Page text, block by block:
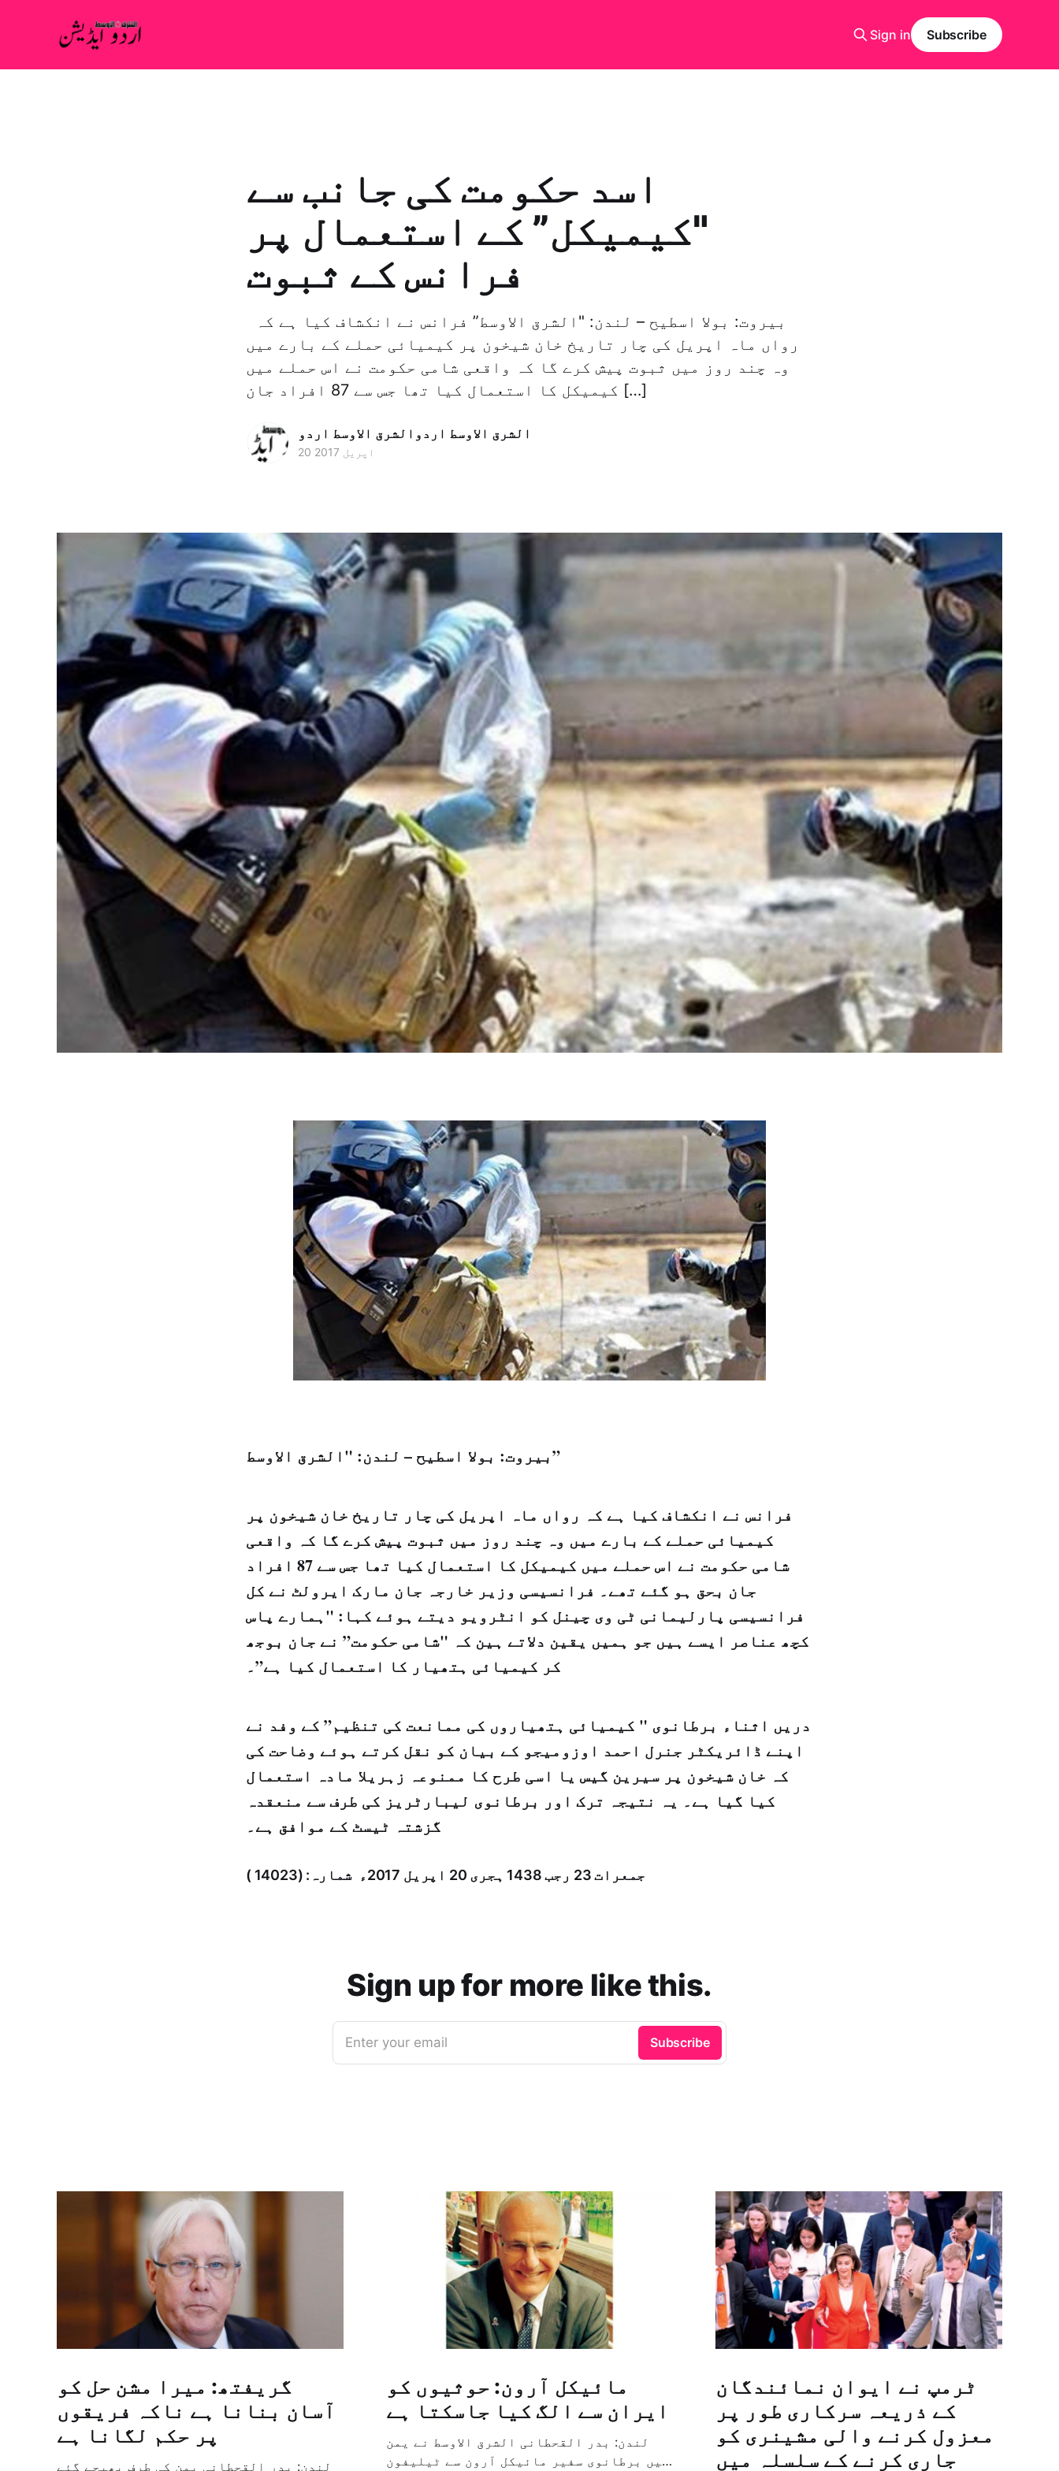
Sign in Subscribe
اسد حکومت کی جانب سے
"کیمیکل” کے استعمال پر
فرانس کے ثبوت
رواں ماہ اپریل کی چار تاریخ خان شیخون پر کیمیائی حملے کے بارے میں
وہ چند روز میں ثبوت پیش کرے گا کہ واقعی شامی حکومت نے اس حملے میں
کیمیکل کا استعمال کیا تھا جس سے 87 افراد جان […]
الشرق الاوسط اردوالشرق الاوسط اردو
20 اپریل 2017
بيروت: بولا اسطيح – لندن: "الشرق الاوسط”
فرانس نے انکشاف کیا ہے کہ رواں ماہ اپریل کی چار تاریخ خان شیخون پر
کیمیائی حملے کے بارے میں وہ چند روز میں ثبوت پیش کرے گا کہ واقعی
شامی حکومت نے اس حملے میں کیمیکل کا استعمال کیا تھا جس سے 87 افراد
جان بحق ہو گئے تھے۔ فرانسیسی وزیر خارجہ جان مارک ایرولٹ نے کل
فرانسیسی پارلیمانی ٹی وی چینل کو انٹرویو دیتے ہوئے کہا: "ہمارے پاس
کچھ عناصر ایسے ہیں جو ہمیں یقین دلاتے ہین کہ "شامی حکومت” نے جان بوجھ
کر کیمیائی ہتھیار کا استعمال کیا ہے”۔
دریں اثناء برطانوی " کیمیائی ہتھیاروں کی ممانعت کی تنظیم” کے وفد نے
اپنے ڈائریکٹر جنرل احمد اوزومیجو کے بیان کو نقل کرتے ہوئے وضاحت کی
کہ خان شیخون پر سیرین گیس یا اسی طرح کا ممنوعہ زہریلا مادہ استعمال
کیا گیا ہے۔ یہ نتیجہ ترک اور برطانوی لیبارٹریز کی طرف سے منعقدہ
گزشتہ ٹیسٹ کے موافق ہے۔
جمعرات 23 رجب 1438 ہجری­ 20 اپریل 2017ء شمارہ: (14023 )
Sign up for more like this.
Enter your email Subscribe
گریفتھ: میرا مشن حل کو
آسان بنانا ہے ناکہ فریقوں
پر حکم لگانا ہے
لندن: بدر القحطانی یمن کی طرف بھیجے گئے
مائیکل آرون: حوثیوں کو
ایران سے الگ کیا جاسکتا ہے
لندن: بدر القحطانی الشرق الاوسط نے یمن
میں برطانوی سفیر مائیکل آرون سے ٹیلیفون
ٹرمپ نے ایوان نمائندگان
کے ذریعہ سرکاری طور پر
معزول کرنے والی مشینری کو
جاری کرنے کے سلسلہ میں